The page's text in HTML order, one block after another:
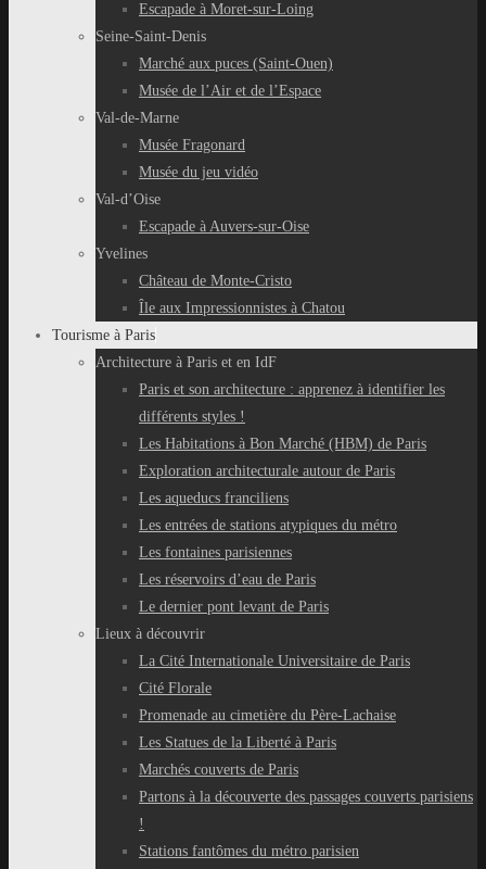
Escapade à Moret-sur-Loing
Seine-Saint-Denis
Marché aux puces (Saint-Ouen)
Musée de l’Air et de l’Espace
Val-de-Marne
Musée Fragonard
Musée du jeu vidéo
Val-d’Oise
Escapade à Auvers-sur-Oise
Yvelines
Château de Monte-Cristo
Île aux Impressionnistes à Chatou
Tourisme à Paris
Architecture à Paris et en IdF
Paris et son architecture : apprenez à identifier les
différents styles !
Les Habitations à Bon Marché (HBM) de Paris
Exploration architecturale autour de Paris
Les aqueducs franciliens
Les entrées de stations atypiques du métro
Les fontaines parisiennes
Les réservoirs d’eau de Paris
Le dernier pont levant de Paris
Lieux à découvrir
La Cité Internationale Universitaire de Paris
Cité Florale
Promenade au cimetière du Père-Lachaise
Les Statues de la Liberté à Paris
Marchés couverts de Paris
Partons à la découverte des passages couverts parisiens
!
Stations fantômes du métro parisien